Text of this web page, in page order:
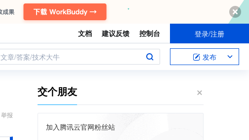
文档 建议反馈 控制台 登录/注册
文章/答案/技术大牛 发布
举报
交个朋友
加入腾讯云官网粉丝站